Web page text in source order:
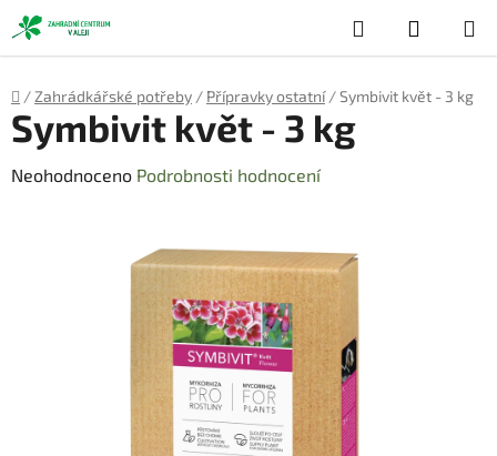
Přejít
na
obsah
Hledat
KOŠÍK
Domů
/ Zahrádkářské potřeby / Přípravky ostatní /Symbivit květ - 3 kg
Symbivit květ - 3 kg
Průměrné
Neohodnoceno Podrobnosti hodnocení